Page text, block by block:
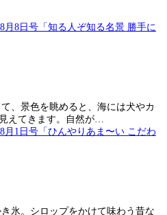
、景色を眺めると、海には犬やカ
えてきます。自然が…
氷。シロップをかけて味わう昔な